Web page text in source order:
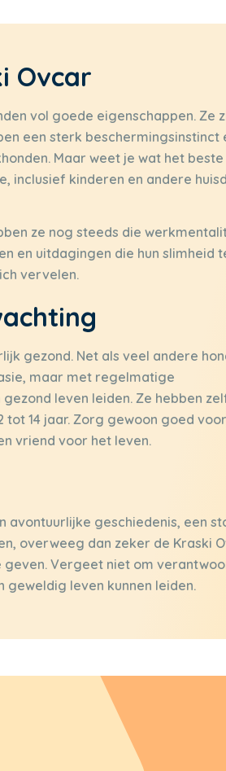
Ovcar
vol goede eigenschappen. Ze
een sterk beschermingsinstinct
Maar weet je wat het beste
inclusief kinderen en andere
ze nog steeds die
en uitdagingen die hun slimheid
vervelen.
gezond. Net als veel andere
maar met regelmatige
leven leiden. Ze hebben
14 jaar. Zorg gewoon goed
vriend voor het leven.
avontuurlijke geschiedenis, een
overweeg dan zeker de Kraski
geven. Vergeet niet om
geweldig leven kunnen leiden.